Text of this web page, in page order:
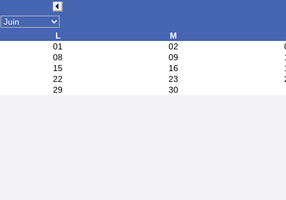
L M
01
02
08
09
15
16
22
23
29
30